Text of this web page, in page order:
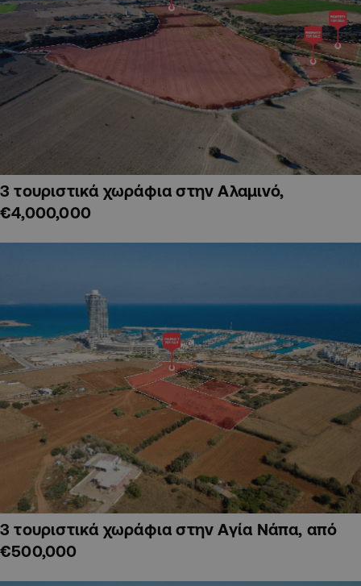
3 τουριστικά χωράφια στην Αλαμινό,
€4,000,000
3 τουριστικά χωράφια στην Αγία Νάπα, από
€500,000